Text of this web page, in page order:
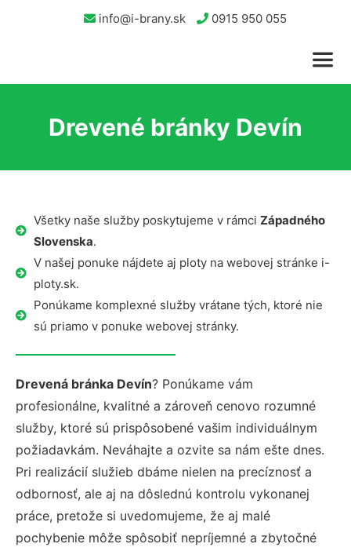
info@i-brany.sk 0915 950 055
Drevené bránky Devín
Všetky naše služby poskytujeme v rámci Západného
Slovenska.
V našej ponuke nájdete aj ploty na webovej stránke i-
ploty.sk.
Ponúkame komplexné služby vrátane tých, ktoré nie
sú priamo v ponuke webovej stránky.
Drevená bránka Devín? Ponúkame vám
profesionálne, kvalitné a zároveň cenovo rozumné
služby, ktoré sú prispôsobené vašim individuálnym
požiadavkám. Neváhajte a ozvite sa nám ešte dnes.
Pri realizácií služieb dbáme nielen na precíznosť a
odbornosť, ale aj na dôslednú kontrolu vykonanej
práce, pretože si uvedomujeme, že aj malé
pochybenie môže spôsobiť nepríjemné a zbytočné